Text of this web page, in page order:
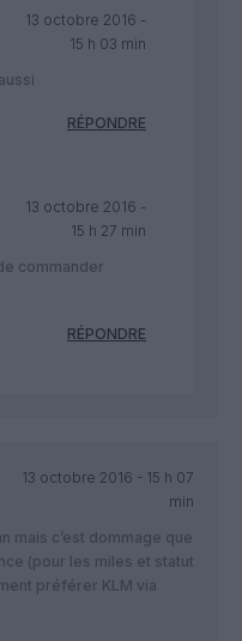
13 octobre 2016 -
15 h 03 min
RÉPONDRE
13 octobre 2016 -
15 h 27 min
commander
RÉPONDRE
13 octobre 2016 - 15 h 07
min
mais c’est dommage que
(pour les miles et statut
préférer KLM via